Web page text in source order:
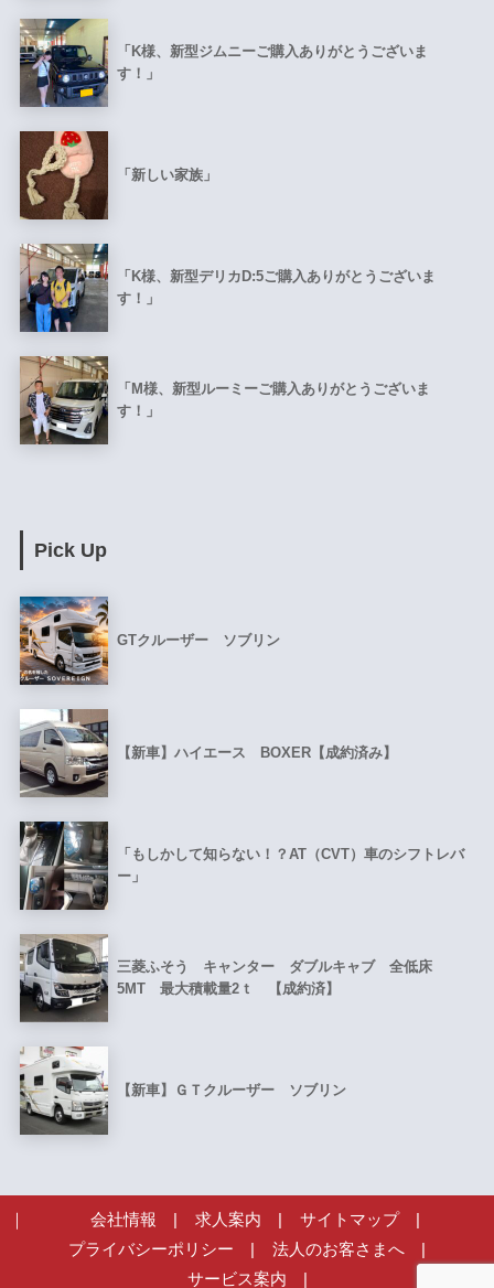
「K様、新型ジムニーご購入ありがとうございま
す！」
「新しい家族」
「K様、新型デリカD:5ご購入ありがとうございま
す！」
「M様、新型ルーミーご購入ありがとうございま
す！」
Pick Up
GTクルーザー ソブリン
【新車】ハイエース BOXER【成約済み】
「もしかして知らない！？AT（CVT）車のシフトレバ
ー」
三菱ふそう キャンター ダブルキャブ 全低床
5MT 最大積載量2ｔ 【成約済】
【新車】ＧＴクルーザー ソブリン
会社情報 求人案内 サイトマップ|
プライバシーポリシー
法人のお客さまへ
サービス案内